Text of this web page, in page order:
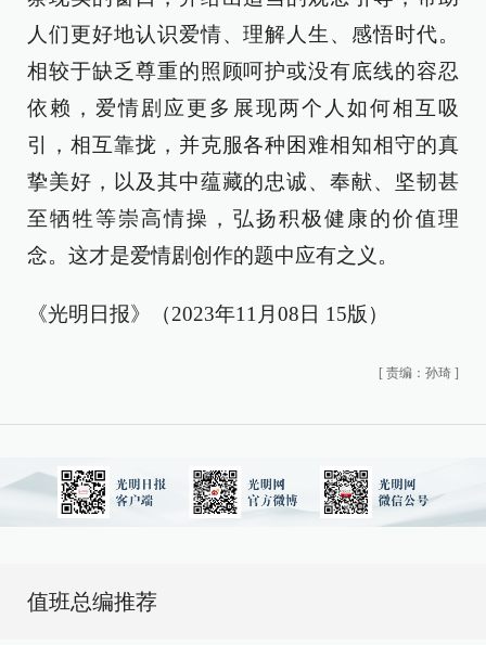
人们更好地认识爱情、理解人生、感悟时代。
相较于缺乏尊重的照顾呵护或没有底线的容忍
依赖，爱情剧应更多展现两个人如何相互吸
引，相互靠拢，并克服各种困难相知相守的真
挚美好，以及其中蕴藏的忠诚、奉献、坚韧甚
至牺牲等崇高情操，弘扬积极健康的价值理
念。这才是爱情剧创作的题中应有之义。
《光明日报》（2023年11月08日 15版）
[ 责编：孙琦 ]
值班总编推荐